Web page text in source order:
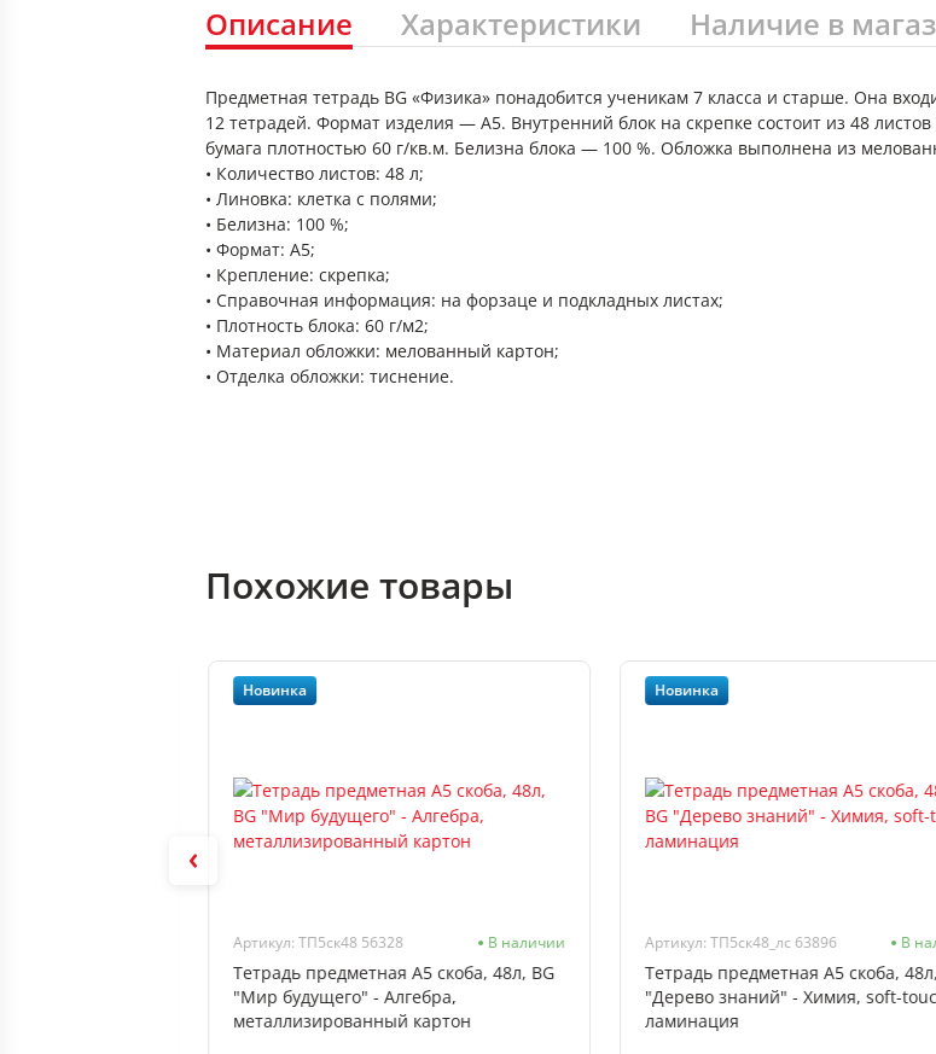
Описание Характеристики Наличие в
Предметная тетрадь BG «Физика» понадобится ученикам 7 класса и старше. Она
12 тетрадей. Формат изделия — А5. Внутренний блок на скрепке состоит из 48
бумага плотностью 60 г/кв.м. Белизна блока — 100 %. Обложка выполнена из
• Количество листов: 48 л;
• Линовка: клетка с полями;
• Белизна: 100 %;
• Формат: А5;
• Крепление: скрепка;
• Справочная информация: на форзаце и подкладных листах;
• Плотность блока: 60 г/м2;
• Материал обложки: мелованный картон;
• Отделка обложки: тиснение.
Похожие товары
Новинка
Артикул: ТП5ск48 56328 В наличии
Тетрадь предметная А5 скоба, 48л, BG
"Мир будущего" - Алгебра,
металлизированный картон
Новинка
Артикул: ТП5ск48_лс 63896 В
Тетрадь предметная А5 скоба,
"Дерево знаний" - Химия, soft-
ламинация